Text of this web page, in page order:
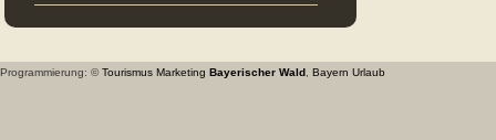
Programmierung: ©Tourismus Marketing Bayerischer Wald Bayern Urlaub